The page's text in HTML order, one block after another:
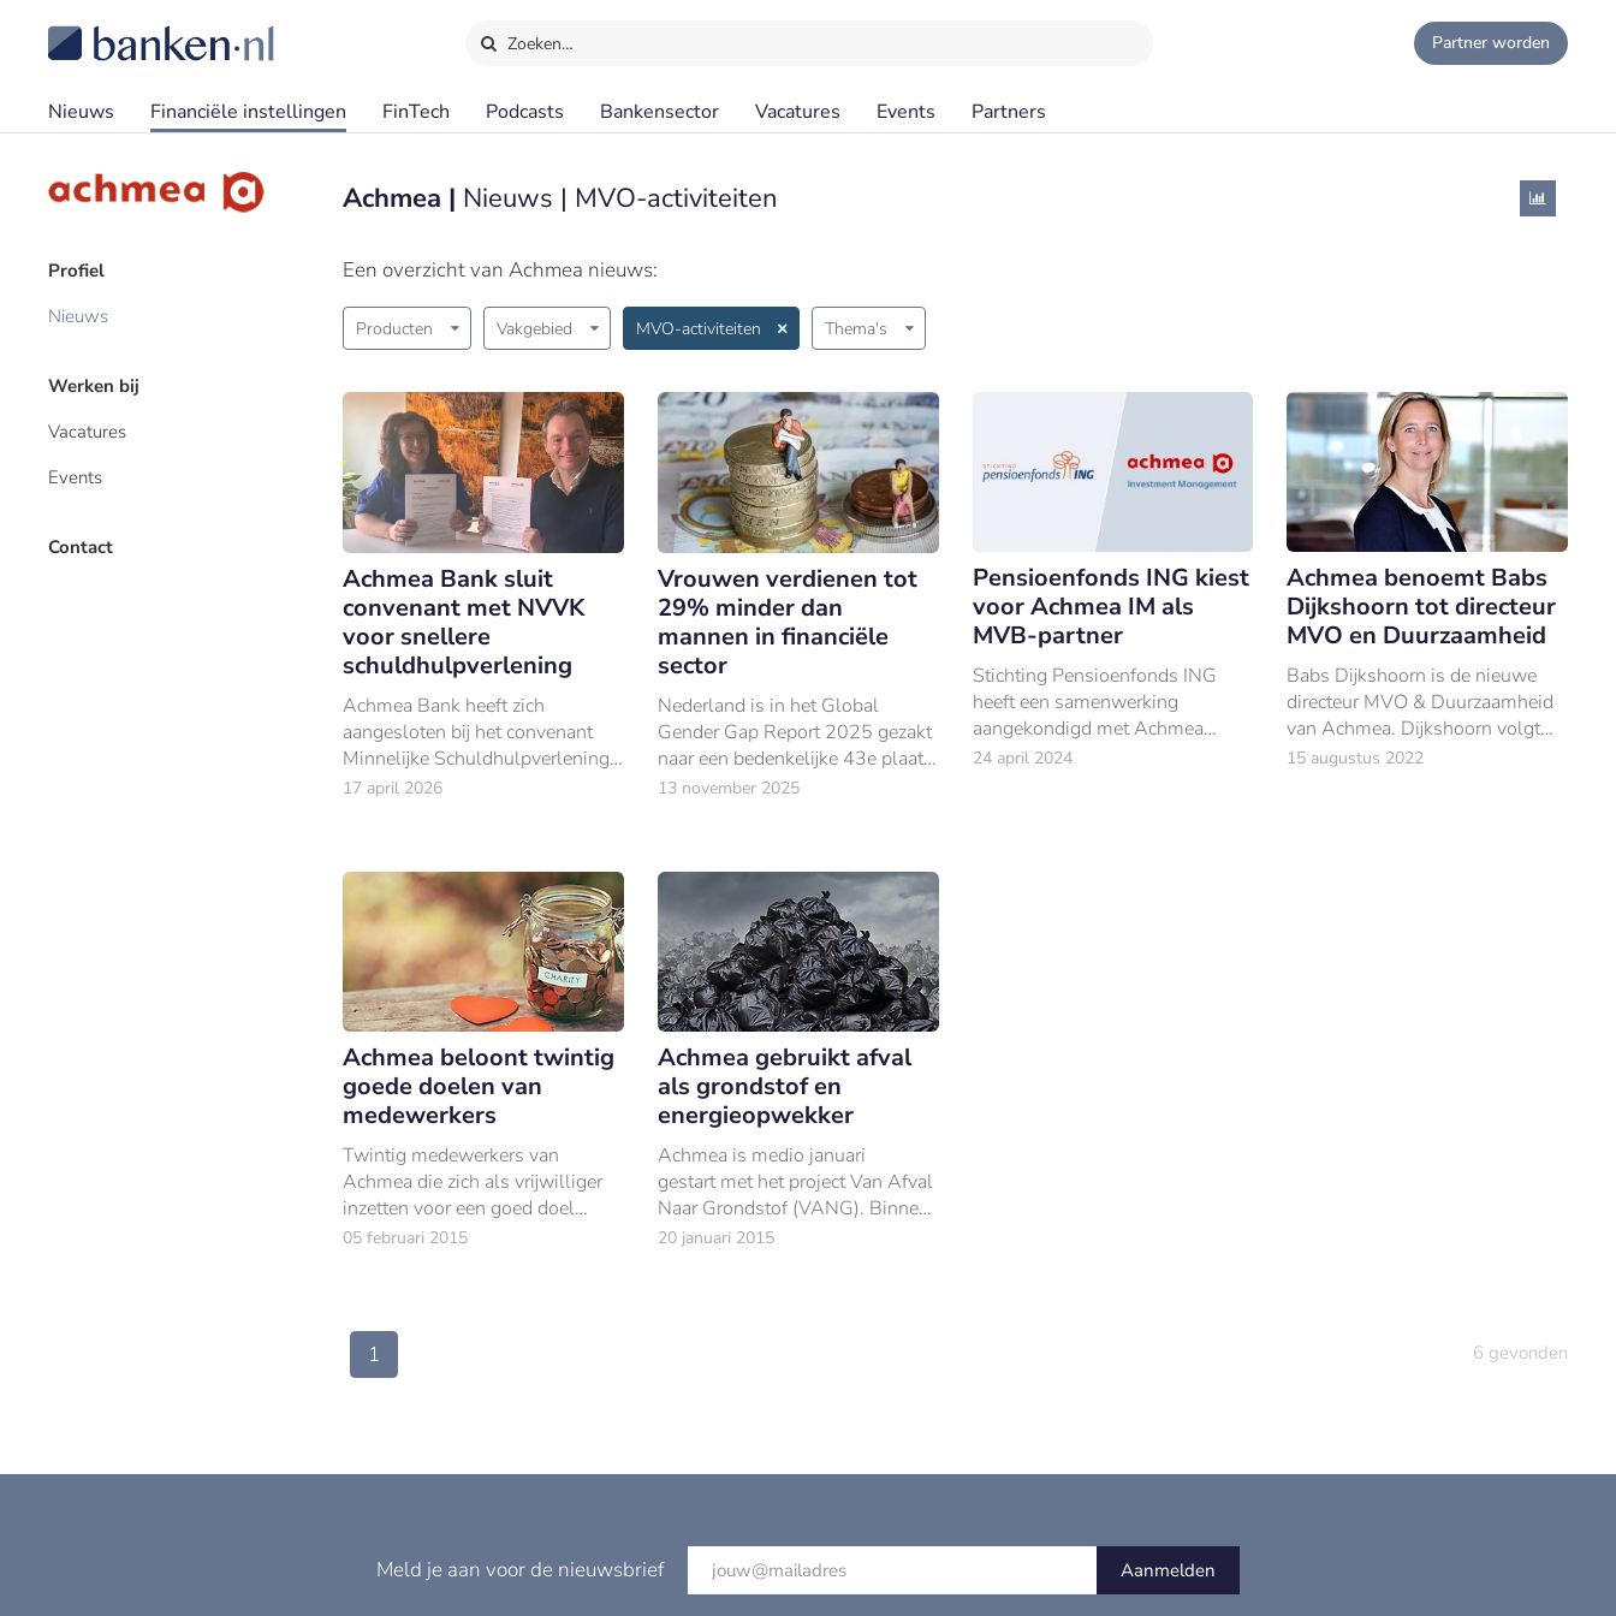
Zoeken… Partner worden
Nieuws Financiële instellingen FinTech Podcasts Bankensector Vacatures Events Partners
Profiel
Nieuws
Werken bij
Vacatures
Events
Contact
Achmea | Nieuws | MVO-activiteiten
Een overzicht van Achmea nieuws:
Producten Vakgebied MVO-activiteiten Thema's
Achmea Bank sluit
convenant met NVVK
voor snellere
schuldhulpverlening
Achmea Bank heeft zich
aangesloten bij het convenant
Minnelijke Schuldhulpverlening
van de NVVK.
17 april 2026
Vrouwen verdienen tot
29% minder dan
mannen in financiële
sector
Nederland is in het Global
Gender Gap Report 2025 gezakt
naar een bedenkelijke 43e plaats.
Vooral op het gebied van
13 november 2025
Pensioenfonds ING kiest
voor Achmea IM als
MVB-partner
Stichting Pensioenfonds ING
heeft een samenwerking
aangekondigd met Achmea
Investment Management op het
24 april 2024
Achmea benoemt Babs
Dijkshoorn tot directeur
MVO en Duurzaamheid
Babs Dijkshoorn is de nieuwe
directeur MVO & Duurzaamheid
van Achmea. Dijkshoorn volgt
Liesbeth van der Kruit op, die na
15 augustus 2022
Achmea beloont twintig
goede doelen van
medewerkers
Twintig medewerkers van
Achmea die zich als vrijwilliger
inzetten voor een goed doel
krijgen van de Achmea
05 februari 2015
Achmea gebruikt afval
als grondstof en
energieopwekker
Achmea is medio januari
gestart met het project Van Afval
Naar Grondstof (VANG). Binnen
de gezamenlijke vestigingen van
20 januari 2015
1 6 gevonden
Meld je aan voor de nieuwsbrief Aanmelden